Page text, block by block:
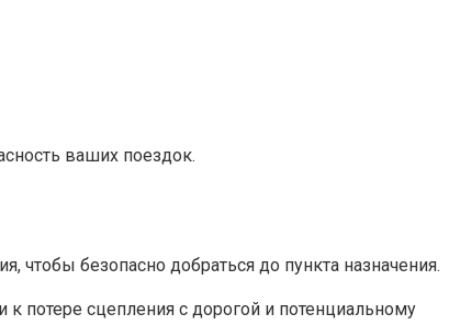
ваших поездок.
чтобы безопасно добраться до пункта назначения.
потере сцепления с дорогой и потенциальному